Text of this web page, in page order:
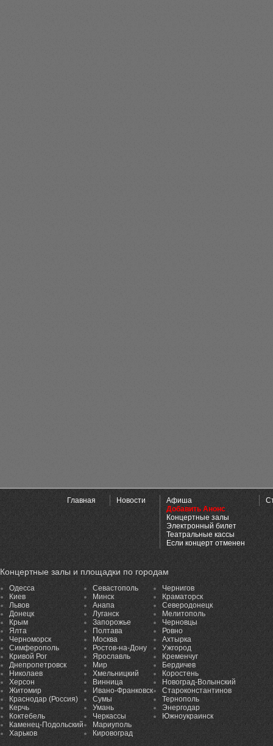
Главная Новости
Афиша
Добавить Анонс
Концертные залы
Электронный билет
Театральные кассы
Если концерт отменен
Концертные залы и площадки по городам
Одесса
Киев
Львов
Донецк
Крым
Ялта
Черноморск
Симферополь
Кривой Рог
Днепропетровск
Николаев
Херсон
Житомир
Краснодар (Россия)
Керчь
Коктебель
Каменец-Подольский
Харьков
Севастополь
Минск
Анапа
Луганск
Запорожье
Полтава
Москва
Ростов-на-Дону
Ярославль
Мир
Хмельницкий
Винница
Ивано-Франковск
Сумы
Умань
Черкассы
Мариуполь
Кировоград
Чернигов
Краматорск
Северодонецк
Мелитополь
Черновцы
Ровно
Ахтырка
Ужгород
Кременчуг
Бердичев
Коростень
Новоград-Волынский
Староконстантинов
Тернополь
Энергодар
Южноукраинск